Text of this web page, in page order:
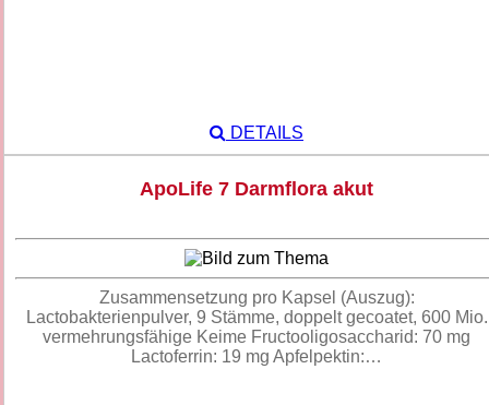
DETAILS
ApoLife 7 Darmflora akut
Zusammensetzung pro Kapsel (Auszug):
Lactobakterienpulver, 9 Stämme, doppelt gecoatet, 600 Mio.
vermehrungsfähige Keime Fructooligosaccharid: 70 mg
Lactoferrin: 19 mg Apfelpektin:…